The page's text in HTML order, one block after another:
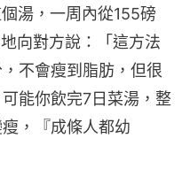
湯，一周內從155磅
向對方說：「這方法
不會瘦到脂肪，但很
能你飲完7日菜湯，整
，『成條人都幼